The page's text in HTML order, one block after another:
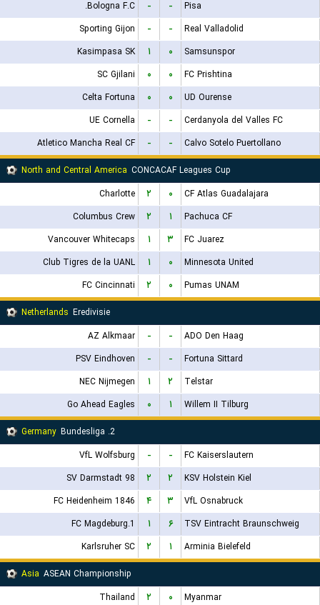
Bologna F.C. - -
Pisa
Sporting Gijon
- -
Real Valladolid
Kasimpasa SK
۱ ۰
Samsunspor
SC Gjilani
۰ ۰
FC Prishtina
Celta Fortuna
۰ ۰
UD Ourense
UE Cornella
- -
Cerdanyola del Valles FC
Atletico Mancha Real CF
- -
Calvo Sotelo Puertollano
North and Central America CONCACAF Leagues Cup
Charlotte
۲ ۰
CF Atlas Guadalajara
Columbus Crew
۲ ۱
Pachuca CF
Vancouver Whitecaps
۱ ۳
FC Juarez
Club Tigres de la UANL
۱ ۰
Minnesota United
FC Cincinnati
۲ ۰
Pumas UNAM
Netherlands Eredivisie
AZ Alkmaar
- -
ADO Den Haag
PSV Eindhoven
- -
Fortuna Sittard
NEC Nijmegen
۱ ۲
Telstar
Go Ahead Eagles
۰ ۱
Willem II Tilburg
Germany
2. Bundesliga
VfL Wolfsburg
- -
FC Kaiserslautern
SV Darmstadt 98
۲ ۲
KSV Holstein Kiel
FC Heidenheim 1846
۴ ۳
VfL Osnabruck
1.FC Magdeburg
۱ ۶
TSV Eintracht Braunschweig
Karlsruher SC
۲ ۱
Arminia Bielefeld
Asia ASEAN Championship
Thailand
۲ ۰
Myanmar